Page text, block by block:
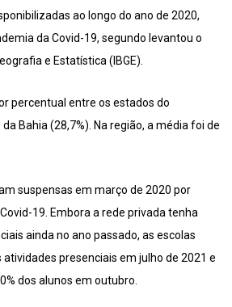
ao longo do ano de 2020,
da Covid-19, segundo levantou o
e Estatística (IBGE).
percentual entre os estados do
Bahia (28,7%). Na região, a média foi de
suspensas em março de 2020 por
19. Embora a rede privada tenha
ainda no ano passado, as escolas
presenciais em julho de 2021 e
dos alunos em outubro.